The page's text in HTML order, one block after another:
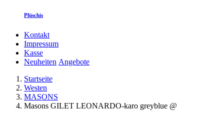
Plüschis
Kontakt
Impressum
Kasse
Neuheiten Angebote
Startseite
Westen
MASONS
Masons GILET LEONARDO-karo greyblue @